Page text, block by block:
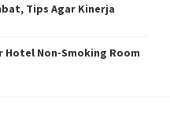
Tips Agar Kinerja
Hotel Non-Smoking Room